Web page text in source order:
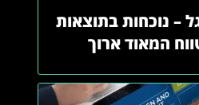
– נוכחות בתוצאות
המאוד ארוך